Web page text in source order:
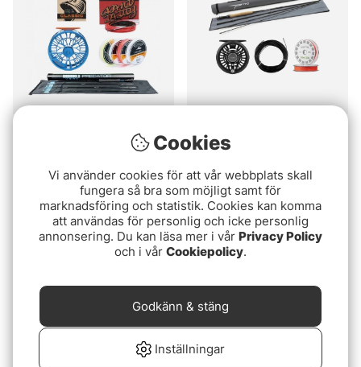
TFO LK Legacy Classic
Sink+ Flugset - 9' #6
4999 kr
Slutsåld Slutsåld
Cookies
Vi använder cookies för att vår webbplats skall
fungera så bra som möjligt samt för
marknadsföring och statistik. Cookies kan komma
att användas för personlig och icke personlig
annonsering. Du kan läsa mer i vår Privacy Policy
och i vår Cookiepolicy.
Inställningar
Godkänn & stäng